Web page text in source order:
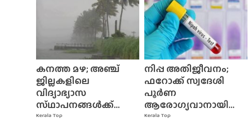
Kerala Top
കനത്ത മഴ; അഞ്ച്
ജില്ലകളിലെ
വിദ്യാഭ്യാസ
സ്‌ഥാപനങ്ങൾക്ക്‌...
Kerala Top
നിപ്പ അതിജീവനം;
ഫറോക്ക് സ്വദേശി
പൂർണ
ആരോഗ്യവാനായി...